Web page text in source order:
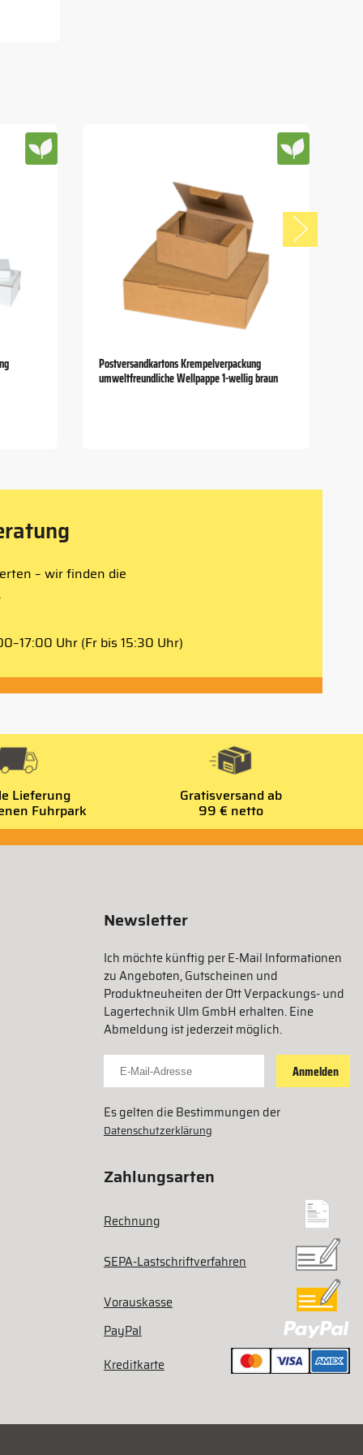
Postversandkartons Krempelverpackung
umweltfreundliche Wellpappe 1-wellig braun
– wir finden die
Uhr (Fr bis 15:30 Uhr)
Lieferung
Fuhrpark
Gratisversand ab
99 € netto
Newsletter
Ich möchte künftig per E-Mail Informationen
zu Angeboten, Gutscheinen und
Produktneuheiten der Ott Verpackungs- und
Lagertechnik Ulm GmbH erhalten. Eine
Abmeldung ist jederzeit möglich.
Für Newsletter anmelden
Anmelden
Es gelten die Bestimmungen der
Datenschutzerklärung
Zahlungsarten
Rechnung
SEPA-Lastschriftverfahren
Vorauskasse
PayPal
Kreditkarte